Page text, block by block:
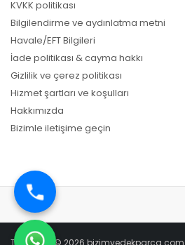
KVKK politikası
Bilgilendirme ve aydınlatma metni
Havale/EFT Bilgileri
İade politikası & cayma hakkı
Gizlilik ve çerez politikası
Hizmet şartları ve koşulları
Hakkımızda
Bizimle iletişime geçin
Telif hakkı © 2026 bizimyedekparca.com.